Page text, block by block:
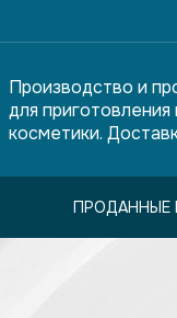
Производство и
для
косметики.
ПРОДАННЫЕ